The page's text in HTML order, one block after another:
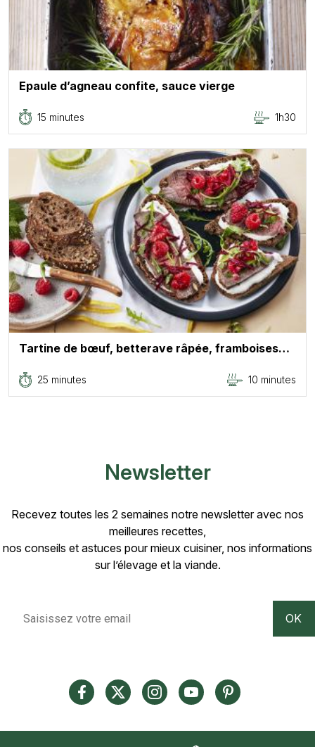
Epaule d’agneau confite, sauce vierge
15 minutes 1h30
Tartine de bœuf, betterave râpée, framboises…
25 minutes 10 minutes
Newsletter
Recevez toutes les 2 semaines notre newsletter avec nos
meilleures recettes,
nos conseils et astuces pour mieux cuisiner, nos informations
sur l’élevage et la viande.